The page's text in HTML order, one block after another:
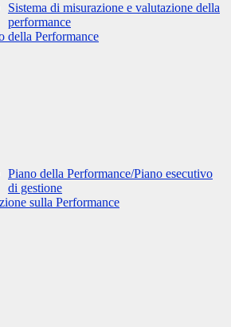
Sistema di misurazione e valutazione della
performance
della Performance
Piano della Performance/Piano esecutivo
di gestione
sulla Performance